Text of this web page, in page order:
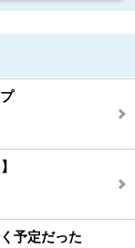
予定だった